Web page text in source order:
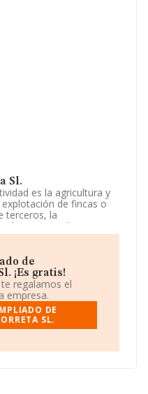
Sl.
es la agricultura y
de fincas o
terceros, la
servicios de
de mercancías por
Su CNAE
'Cultivo de otros
secos'. La compañía
exteriores.
el mismo con respecto
disponibles en
de sector.
de
¡Es gratis!
regalamos el
empresa.
DE
SL.